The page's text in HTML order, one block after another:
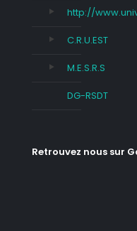
http://
C.R.U.EST
M.E.S.R.S
DG-RSDT
Retrouvez nous sur